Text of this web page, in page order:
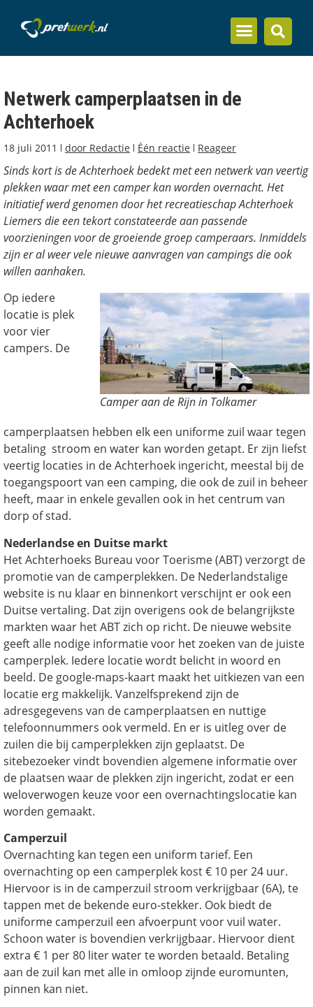
Netwerk camperplaatsen in de
Achterhoek
18 juli 2011 door Redactie Één reactie Reageer
Sinds kort is de Achterhoek bedekt met een netwerk van veertig
plekken waar met een camper kan worden overnacht. Het
initiatief werd genomen door het recreatieschap Achterhoek
Liemers die een tekort constateerde aan passende
voorzieningen voor de groeiende groep camperaars. Inmiddels
zijn er al weer vele nieuwe aanvragen van campings die ook
willen aanhaken.
Camper aan de Rijn in Tolkamer
Op iedere
locatie is plek
voor vier
campers. De
camperplaatsen hebben elk een uniforme zuil waar tegen
betaling stroom en water kan worden getapt. Er zijn liefst
veertig locaties in de Achterhoek ingericht, meestal bij de
toegangspoort van een camping, die ook de zuil in beheer
heeft, maar in enkele gevallen ook in het centrum van
dorp of stad.
Nederlandse en Duitse markt
Het Achterhoeks Bureau voor Toerisme (ABT) verzorgt de
promotie van de camperplekken. De Nederlandstalige
website is nu klaar en binnenkort verschijnt er ook een
Duitse vertaling. Dat zijn overigens ook de belangrijkste
markten waar het ABT zich op richt. De nieuwe website
geeft alle nodige informatie voor het zoeken van de juiste
camperplek. Iedere locatie wordt belicht in woord en
beeld. De google-maps-kaart maakt het uitkiezen van een
locatie erg makkelijk. Vanzelfsprekend zijn de
adresgegevens van de camperplaatsen en nuttige
telefoonnummers ook vermeld. En er is uitleg over de
zuilen die bij camperplekken zijn geplaatst. De
sitebezoeker vindt bovendien algemene informatie over
de plaatsen waar de plekken zijn ingericht, zodat er een
weloverwogen keuze voor een overnachtingslocatie kan
worden gemaakt.
Camperzuil
Overnachting kan tegen een uniform tarief. Een
overnachting op een camperplek kost € 10 per 24 uur.
Hiervoor is in de camperzuil stroom verkrijgbaar (6A), te
tappen met de bekende euro-stekker. Ook biedt de
uniforme camperzuil een afvoerpunt voor vuil water.
Schoon water is bovendien verkrijgbaar. Hiervoor dient
extra € 1 per 80 liter water te worden betaald. Betaling
aan de zuil kan met alle in omloop zijnde euromunten,
pinnen kan niet.